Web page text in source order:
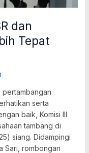
dan
Tepat
pertambangan
serta
baik, Komisi III
tambang di
siang. Didampingi
Sari, rombongan